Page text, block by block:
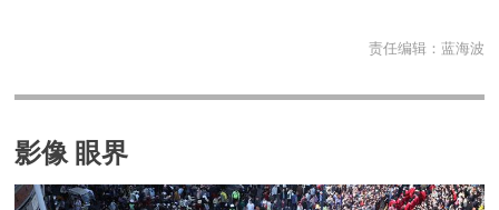
责任编辑： 蓝海波
影像 眼界